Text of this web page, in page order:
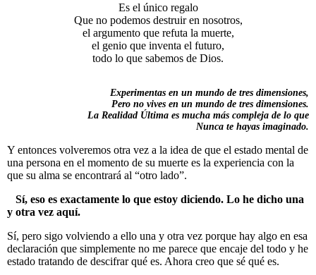
Es el único regalo
Que no podemos destruir en nosotros,
el argumento que refuta la muerte,
el genio que inventa el futuro,
todo lo que sabemos de Dios.
Experimentas en un mundo de tres dimensiones,
Pero no vives en un mundo de tres dimensiones.
La Realidad Última es mucha más compleja de lo que
Nunca te hayas imaginado.
Y entonces volveremos otra vez a la idea de que el estado mental de
una persona en el momento de su muerte es la experiencia con la
que su alma se encontrará al “otro lado”.
Sí, eso es exactamente lo que estoy diciendo. Lo he dicho una
y otra vez aquí.
Sí, pero sigo volviendo a ello una y otra vez porque hay algo en esa
declaración que simplemente no me parece que encaje del todo y he
estado tratando de descifrar qué es. Ahora creo que sé qué es.